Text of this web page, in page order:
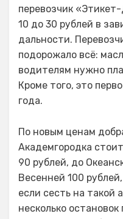
перевозчик
10 до 30 рублей в
дальности.
подорожало всё:
водителям нужно
Кроме того, это
года.
По новым ценам
Академгородка
90 рублей, до
Весенней 100
если сесть на такой
несколько